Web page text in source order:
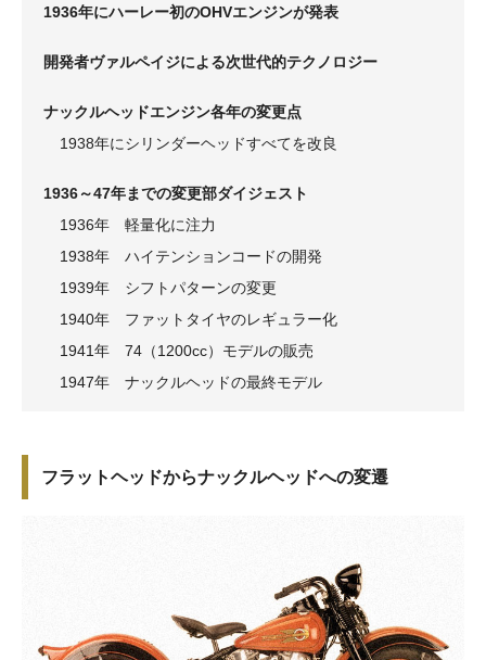
1936年にハーレー初のOHVエンジンが発表
開発者ヴァルペイジによる次世代的テクノロジー
ナックルヘッドエンジン各年の変更点
1938年にシリンダーヘッドすべてを改良
1936～47年までの変更部ダイジェスト
1936年 軽量化に注力
1938年 ハイテンションコードの開発
1939年 シフトパターンの変更
1940年 ファットタイヤのレギュラー化
1941年 74（1200cc）モデルの販売
1947年 ナックルヘッドの最終モデル
フラットヘッドからナックルヘッドへの変遷